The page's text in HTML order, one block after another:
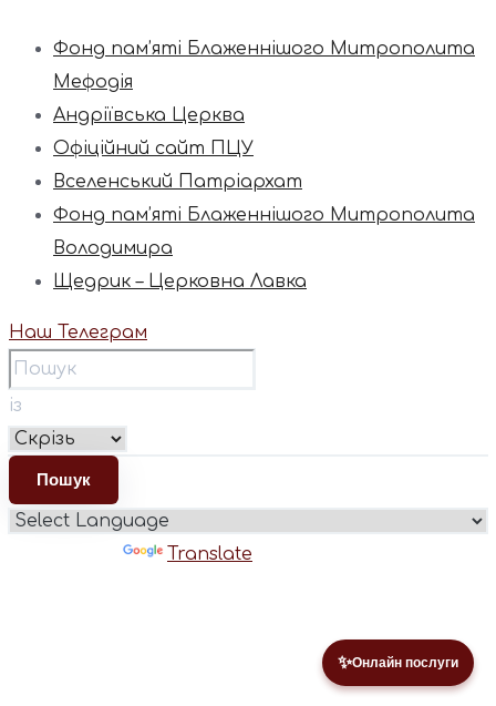
✨Онлайн послуги
Фонд пам’яті Блаженнішого Митрополита
Мефодія
Андріївська Церква
Офіційний сайт ПЦУ
Вселенський Патріархат
Фонд пам’яті Блаженнішого Митрополита
Володимира
Щедрик – Церковна Лавка
Наш Телеграм
із
Translate